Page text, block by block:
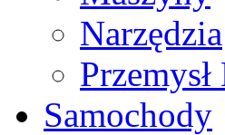
Narzędzia
Samochody